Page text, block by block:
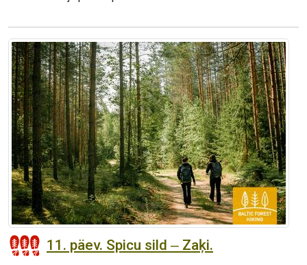
11. päev. Spicu sild ‒ Zaķi.